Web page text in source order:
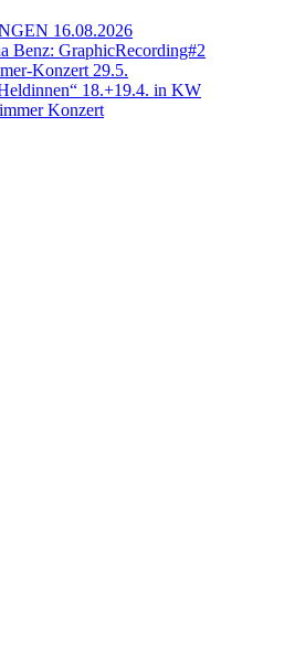
16.08.2026
Benz: GraphicRecording#2
Konzert 29.5.
18.+19.4. in KW
Konzert